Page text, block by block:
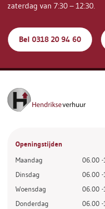
zaterdag van 7:30 – 12:30.
Bel 0318 20 94 60
Openingstijden
Maandag
06.00
Dinsdag
06.00
Woensdag
06.00
Donderdag
06.00